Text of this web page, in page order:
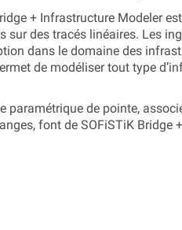
+ Infrastructure Modeler
sur des tracés linéaires. Les
dans le domaine des
de modéliser tout type
paramétrique de pointe,
font de SOFiSTiK